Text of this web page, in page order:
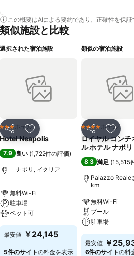
この概要はAIによる要約であり、正確性を保証
類似施設と比較
選択された宿泊施設
シェア お気に入りに追加
3 ホテルのランク
ホテル
Hotel Neapolis
7.9 良い (1,722件の評価)
ナポリ, イタリア
無料Wi-Fi
駐車場
ペット可
最安値 ￥24,145
5件のサイトの料金を表示
類似の宿泊施設
シェア お気
4 ホテルのランク
ホテル
ロイヤル コンチ
ル ホテル ナポリ
8.3 満足 (15,515
Palazzo Reale
km
無料Wi-Fi
プール
駐車場
最安値 ￥
6件のサイトの料